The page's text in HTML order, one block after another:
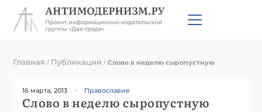
Главная / Публикации /Слово в неделю сыропустную
16 марта, 2013 Православие
Слово в неделю сыропустную